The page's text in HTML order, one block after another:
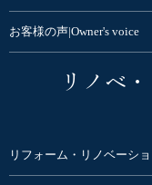
お客様の声|Owner's voice
リノベ
リフォーム・リノベーシ